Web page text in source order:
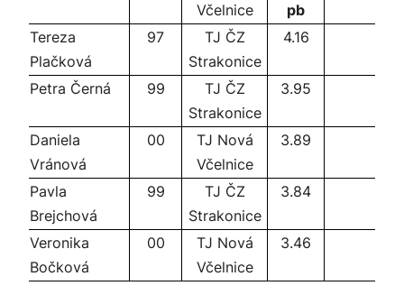
Včelnice
pb
Tereza
Plačková
97
TJ ČZ
Strakonice
4.16
Petra Černá 99
TJ ČZ
Strakonice
3.95
Daniela
Vránová
00
TJ Nová
Včelnice
3.89
Pavla
Brejchová
99
TJ ČZ
Strakonice
3.84
Veronika
Bočková
00
TJ Nová
Včelnice
3.46